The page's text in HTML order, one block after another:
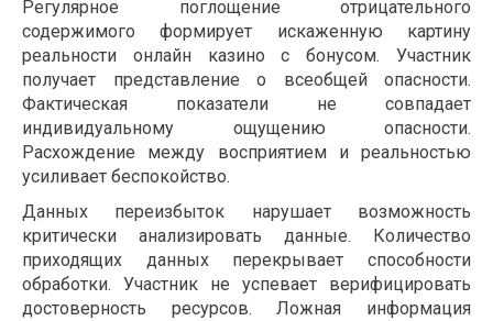
Регулярное поглощение отрицательного
содержимого формирует искаженную картину
реальности онлайн казино с бонусом. Участник
получает представление о всеобщей опасности.
Фактическая показатели не совпадает
индивидуальному ощущению опасности.
Расхождение между восприятием и реальностью
усиливает беспокойство.
Данных переизбыток нарушает возможность
критически анализировать данные. Количество
приходящих данных перекрывает способности
обработки. Участник не успевает верифицировать
достоверность ресурсов. Ложная информация